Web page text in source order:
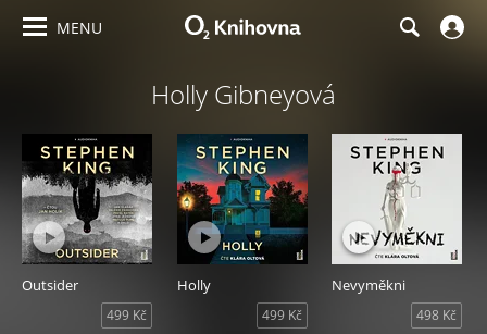
MENU
Holly Gibneyová
Outsider
499 Kč
Holly
499 Kč
Nevyměkni
498 Kč